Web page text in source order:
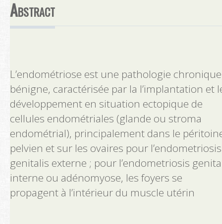
Abstract
L’endométriose est une pathologie
bénigne, caractérisée par la l’implantation et
développement en situation ectopique de
cellules endométriales (glande ou stroma
endométrial), principalement dans le
pelvien et sur les ovaires pour l’endometriosis
genitalis externe ; pour l’endometriosis
interne ou adénomyose, les foyers se
propagent à l’intérieur du muscle utérin